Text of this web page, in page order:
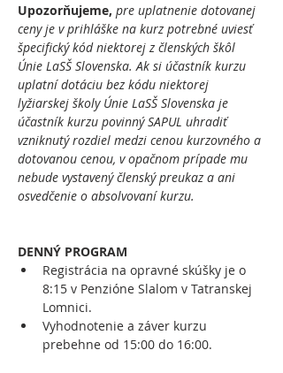
Upozorňujeme, pre uplatnenie dotovanej
ceny je v prihláške na kurz potrebné uviesť
špecifický kód niektorej z členských škôl
Únie LaSŠ Slovenska. Ak si účastník kurzu
uplatní dotáciu bez kódu niektorej
lyžiarskej školy Únie LaSŠ Slovenska je
účastník kurzu povinný SAPUL uhradiť
vzniknutý rozdiel medzi cenou kurzovného a
dotovanou cenou, v opačnom prípade mu
nebude vystavený členský preukaz a ani
osvedčenie o absolvovaní kurzu.
DENNÝ PROGRAM
Registrácia na opravné skúšky je o
8:15 v Penzióne Slalom v Tatranskej
Lomnici.
Vyhodnotenie a záver kurzu
prebehne od 15:00 do 16:00.